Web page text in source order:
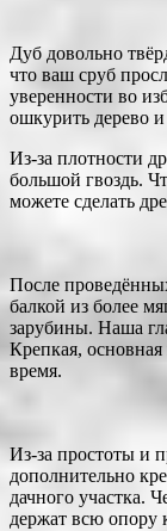
Дуб довольно
что ваш сруб
уверенности во
ошкурить дерево
Из-за плотности
большой гвоздь.
можете сделать
После
балкой из более
зарубины. Наша
Крепкая,
время.
Из-за простоты и
дополнительно
дачного участка.
держат всю опору